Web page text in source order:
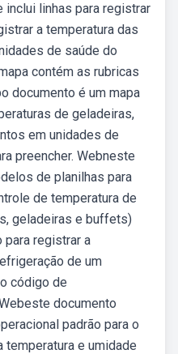
inclui linhas para registrar
a temperatura das
de saúde do
contém as rubricas
documento é um mapa
de geladeiras,
em unidades de
preencher. Webneste
de planilhas para
de temperatura de
geladeiras e buffets)
para registrar a
de um
código de
documento
padrão para o
e umidade